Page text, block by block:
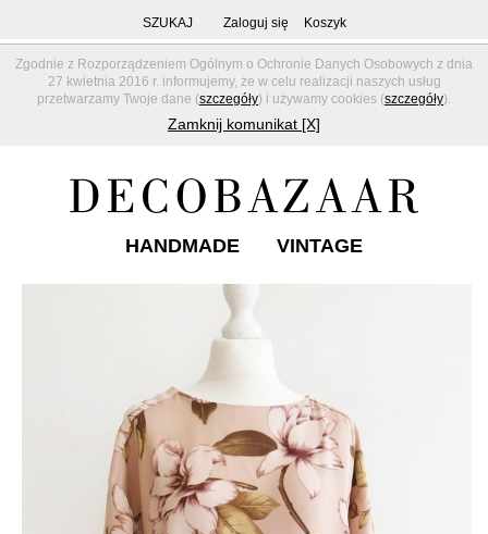
Zgodnie z Rozporządzeniem Ogólnym o Ochronie Danych Osobowych z dnia
27 kwietnia 2016 r. informujemy, że w celu realizacji naszych usług
przetwarzamy Twoje dane (szczegóły) i używamy cookies (szczegóły).
Zamknij komunikat [X]
SZUKAJ Zaloguj się Koszyk
HANDMADE VINTAGE